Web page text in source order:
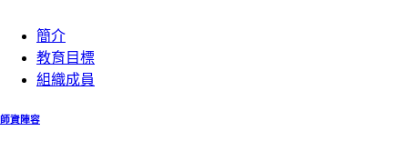
簡介
教育目標
組織成員
師資陣容